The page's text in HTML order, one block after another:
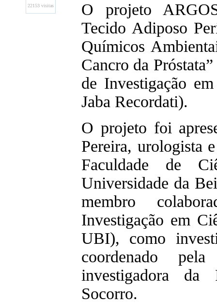
22153 visitas
O projeto
Tecido Adiposo
Químicos
Cancro da
de Investigação
Jaba Recordati).
O projeto foi
Pereira, urologista
Faculdade de
Universidade da
membro
Investigação em
UBI), como
coordenado
investigadora
Socorro.